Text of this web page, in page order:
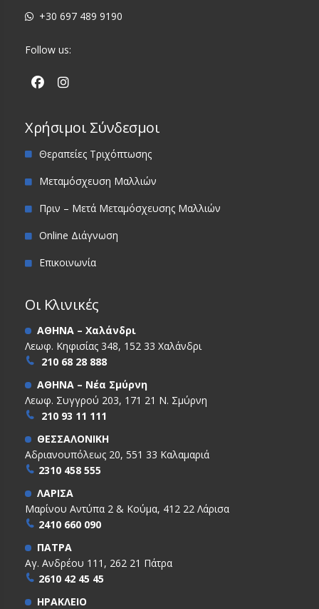
+30 697 489 9190
Follow us:
Χρήσιμοι Σύνδεσμοι
Θεραπείες Τριχόπτωσης
Μεταμόσχευση Μαλλιών
Πριν – Μετά Μεταμόσχευσης Μαλλιών
Online Διάγνωση
Επικοινωνία
Οι Κλινικές
ΑΘΗΝΑ – Χαλάνδρι
Λεωφ. Κηφισίας 348, 152 33 Χαλάνδρι
210 68 28 888
ΑΘΗΝΑ – Νέα Σμύρνη
Λεωφ. Συγγρού 203, 171 21 Ν. Σμύρνη
210 93 11 111
ΘΕΣΣΑΛΟΝΙΚΗ
Αδριανουπόλεως 20, 551 33 Καλαμαριά
2310 458 555
ΛΑΡΙΣΑ
Μαρίνου Αντύπα 2 & Κούμα, 412 22 Λάρισα
2410 660 090
ΠΑΤΡΑ
Αγ. Ανδρέου 111, 262 21 Πάτρα
2610 42 45 45
ΗΡΑΚΛΕΙΟ